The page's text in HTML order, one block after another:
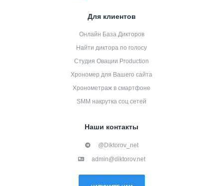
Для клиентов
Онлайн База Дикторов
Найти диктора по голосу
Студия Овации Production
Хрономер для Вашего сайта
Хронометраж в смартфоне
SMM накрутка соц сетей
Наши контакты
@Diktorov_net
admin@diktorov.net